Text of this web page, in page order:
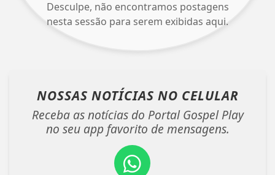
Desculpe, não encontramos postagens
nesta sessão para serem exibidas aqui.
NOSSAS NOTÍCIAS NO CELULAR
Receba as notícias do Portal Gospel Play
no seu app favorito de mensagens.